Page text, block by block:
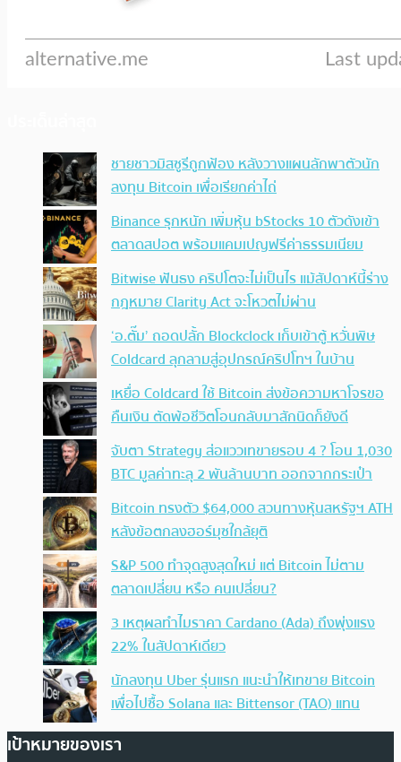
ชายชาวมิสซูรีถูกฟ้อง หลังวางแผนลักพาตัวนัก
ลงทุน Bitcoin เพื่อเรียกค่าไถ่
Binance รุกหนัก เพิ่มหุ้น bStocks 10 ตัวดังเข้า
ตลาดสปอต พร้อมแคมเปญฟรีค่าธรรมเนียม
Bitwise ฟันธง คริปโตจะไม่เป็นไร แม้สัปดาห์นี้ร่าง
กฎหมาย Clarity Act จะโหวตไม่ผ่าน
‘อ.ตั๊ม’ ถอดปลั้ก Blockclock เก็บเข้าตู้ หวั่นพิษ
Coldcard ลุกลามสู่อุปกรณ์คริปโทฯ ในบ้าน
เหยื่อ Coldcard ใช้ Bitcoin ส่งข้อความหาโจรขอ
คืนเงิน ตัดพ้อชีวิตโอนกลับมาสักนิดก็ยังดี
จับตา Strategy ส่อแววเทขายรอบ 4 ? โอน 1,030
BTC มูลค่าทะลุ 2 พันล้านบาท ออกจากกระเป๋า
Bitcoin ทรงตัว $64,000 สวนทางหุ้นสหรัฐฯ ATH
หลังข้อตกลงฮอร์มุซใกล้ยุติ
S&P 500 ทำจุดสูงสุดใหม่ แต่ Bitcoin ไม่ตาม
ตลาดเปลี่ยน หรือ คนเปลี่ยน?
3 เหตุผลทำไมราคา Cardano (Ada) ถึงพุ่งแรง
22% ในสัปดาห์เดียว
นักลงทุน Uber รุ่นแรก แนะนำให้เทขาย Bitcoin
เพื่อไปซื้อ Solana และ Bittensor (TAO) แทน
เป้าหมายของเรา